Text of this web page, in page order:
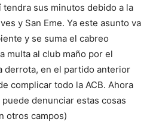
tendra sus minutos debido a la
y San Eme. Ya este asunto va
y se suma el cabreo
multa al club maño por el
derrota, en el partido anterior
complicar todo la ACB. Ahora
denunciar estas cosas
otros campos)